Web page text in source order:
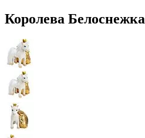
Королева Белоснежка